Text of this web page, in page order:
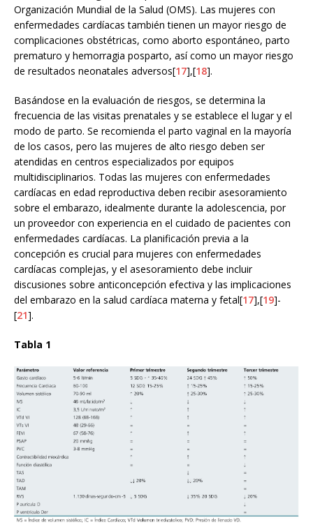
Organización Mundial de la Salud (OMS). Las mujeres con
enfermedades cardíacas también tienen un mayor riesgo de
complicaciones obstétricas, como aborto espontáneo, parto
prematuro y hemorragia posparto, así como un mayor riesgo
de resultados neonatales adversos[17],[18].
Basándose en la evaluación de riesgos, se determina la
frecuencia de las visitas prenatales y se establece el lugar y el
modo de parto. Se recomienda el parto vaginal en la mayoría
de los casos, pero las mujeres de alto riesgo deben ser
atendidas en centros especializados por equipos
multidisciplinarios. Todas las mujeres con enfermedades
cardíacas en edad reproductiva deben recibir asesoramiento
sobre el embarazo, idealmente durante la adolescencia, por
un proveedor con experiencia en el cuidado de pacientes con
enfermedades cardíacas. La planificación previa a la
concepción es crucial para mujeres con enfermedades
cardíacas complejas, y el asesoramiento debe incluir
discusiones sobre anticoncepción efectiva y las implicaciones
del embarazo en la salud cardíaca materna y fetal[17],[19]-
[21].
Tabla 1